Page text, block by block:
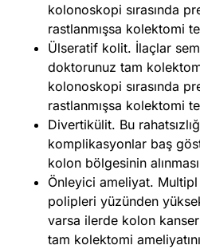
kolonoskopi sırasında
rastlanmışsa kolektomi
Ülseratif kolit. İlaçlar
doktorunuz tam
kolonoskopi sırasında
rastlanmışsa kolektomi
Divertikülit. Bu
komplikasyonlar baş
kolon bölgesinin
Önleyici ameliyat.
polipleri yüzünden
varsa ilerde kolon
tam kolektomi